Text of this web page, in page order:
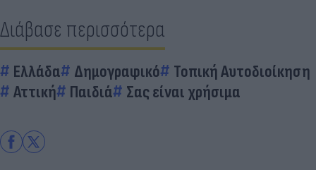
Διάβασε περισσότερα
Ελλάδα Δημογραφικό
Τοπική Αυτοδιοίκηση
Αττική
Παιδιά Σας είναι χρήσιμα